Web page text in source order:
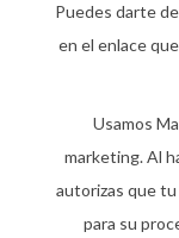
Puedes darte
en el enlace
Usamos
marketing. Al
autorizas que
para su